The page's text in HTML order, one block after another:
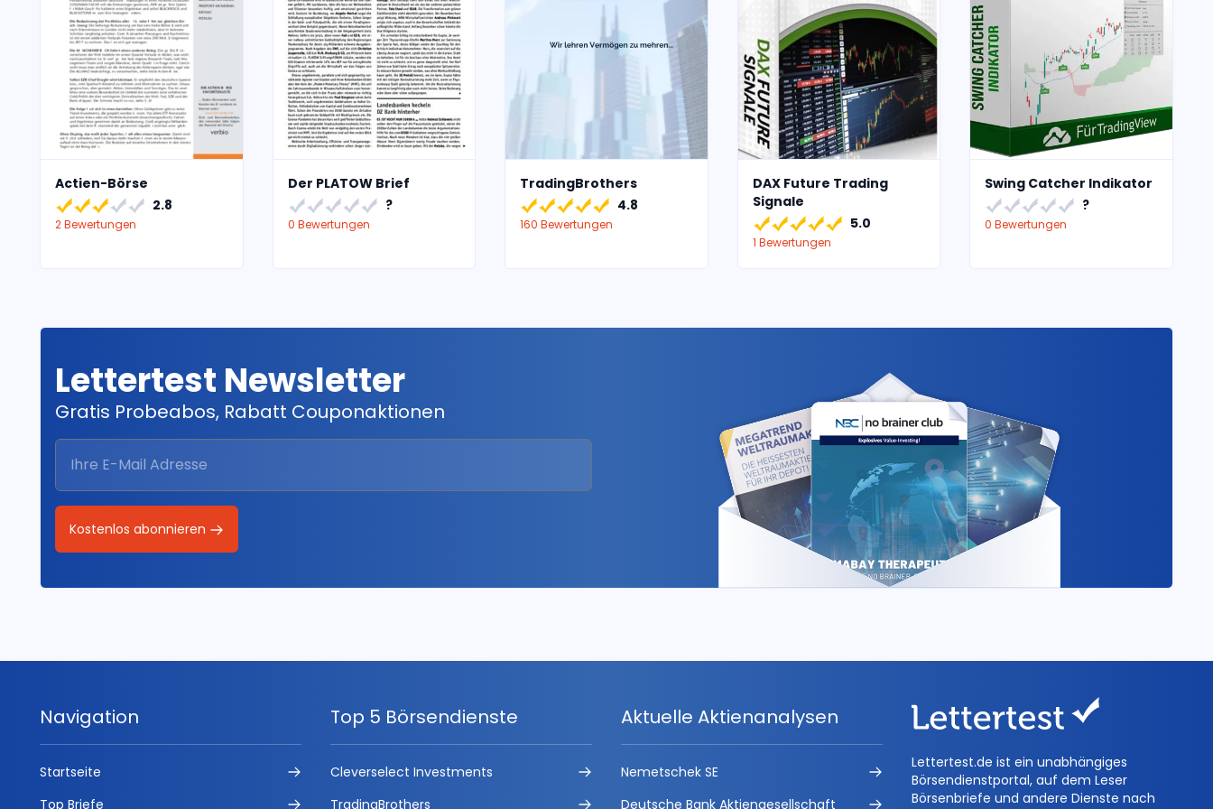
Actien-Börse
2.8
2 Bewertungen
Der PLATOW Brief
?
0 Bewertungen
TradingBrothers
4.8
160 Bewertungen
DAX Future Trading
Signale
5.0
1 Bewertungen
Swing Catcher Indikator
?
0 Bewertungen
Lettertest Newsletter
Gratis Probeabos, Rabatt Couponaktionen
Kostenlos abonnieren
Navigation
Startseite
Top Briefe
Top 5 Börsendienste
Cleverselect Investments
TradingBrothers
Aktuelle Aktienanalysen
Nemetschek SE
Deutsche Bank Aktiengesellschaft
Lettertest.de ist ein unabhängiges
Börsendienstportal, auf dem Leser
Börsenbriefe und andere Dienste nach